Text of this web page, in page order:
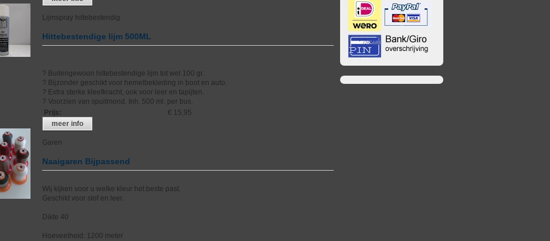
Lijmspray hittebestendig
Hittebestendige lijm 500ML
? Buitengewoon hittebestendige lijm tot wel 100 gr.
? Bijzonder geschikt voor hemelbekleding in boot en auto.
? Extra sterke kleefkracht, ook voor leer en tapijten.
? Voorzien van spuitmond. Inh. 500 ml. per bus.
Prijs:
€ 15,95
meer info
Garen
Naaigaren Bijpassend
Wij kijken voor u welke kleur het beste past.
Geschikt voor stof en leer.
Dikte 40
Hoeveelheid: 1200 meter